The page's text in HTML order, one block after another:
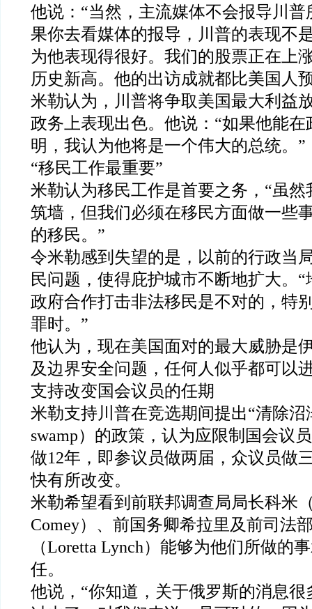
他说：“当然，主流媒体不会报导川
果你去看媒体的报导，川普的表现不
为他表现得很好。我们的股票正在上
历史新高。他的出访成就都比美国人
米勒认为，川普将争取美国最大利益
政务上表现出色。他说：“如果他能
明，我认为他将是一个伟大的总统。”
“移民工作最重要”
米勒认为移民工作是首要之务，“虽
筑墙，但我们必须在移民方面做一些
的移民。”
令米勒感到失望的是，以前的行政当
民问题，使得庇护城市不断地扩大。
政府合作打击非法移民是不对的，特
罪时。”
他认为，现在美国面对的最大威胁是
及边界安全问题，任何人似乎都可以
支持改变国会议员的任期
米勒支持川普在竞选期间提出“清除沼
swamp）的政策，认为应限制国会议
做12年，即参议员做两届，众议员做
快有所改变。
米勒希望看到前联邦调查局局长科米
Comey）、前国务卿希拉里及前司法
（Loretta Lynch）能够为他们所做的
任。
他说，“你知道，关于俄罗斯的消息